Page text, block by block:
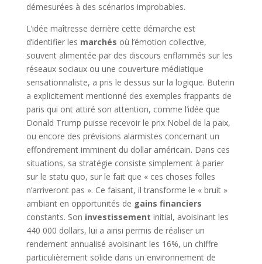
démesurées à des scénarios improbables.
L’idée maîtresse derrière cette démarche est
d’identifier les marchés où l’émotion collective,
souvent alimentée par des discours enflammés sur les
réseaux sociaux ou une couverture médiatique
sensationnaliste, a pris le dessus sur la logique. Buterin
a explicitement mentionné des exemples frappants de
paris qui ont attiré son attention, comme l’idée que
Donald Trump puisse recevoir le prix Nobel de la paix,
ou encore des prévisions alarmistes concernant un
effondrement imminent du dollar américain. Dans ces
situations, sa stratégie consiste simplement à parier
sur le statu quo, sur le fait que « ces choses folles
n’arriveront pas ». Ce faisant, il transforme le « bruit »
ambiant en opportunités de gains financiers
constants. Son investissement initial, avoisinant les
440 000 dollars, lui a ainsi permis de réaliser un
rendement annualisé avoisinant les 16%, un chiffre
particulièrement solide dans un environnement de